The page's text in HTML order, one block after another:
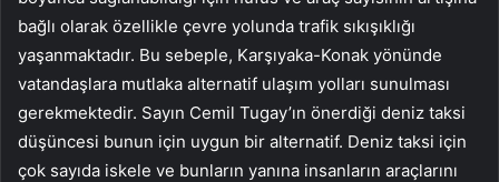
bağlı olarak özellikle çevre yolunda trafik sıkışıklığı
yaşanmaktadır. Bu sebeple, Karşıyaka-Konak yönünde
vatandaşlara mutlaka alternatif ulaşım yolları sunulması
gerekmektedir. Sayın Cemil Tugay’ın önerdiği deniz taksi
düşüncesi bunun için uygun bir alternatif. Deniz taksi için
çok sayıda iskele ve bunların yanına insanların araçlarını